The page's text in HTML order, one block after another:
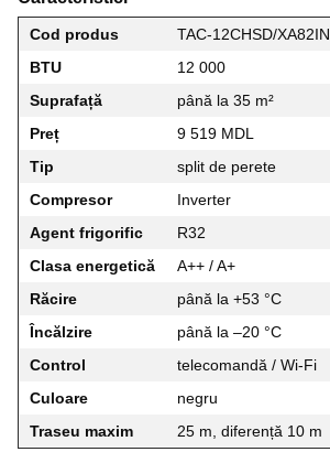
Cod produs
TAC-12CHSD/XA82IN
BTU
12 000
Suprafață
până la 35 m²
Preț
9 519 MDL
Tip
split de perete
Compresor
Inverter
Agent frigorific
R32
Clasa energetică
A++ / A+
Răcire
până la +53 °C
Încălzire
până la –20 °C
Control
telecomandă / Wi‑Fi
Culoare
negru
Traseu maxim
25 m, diferență 10 m